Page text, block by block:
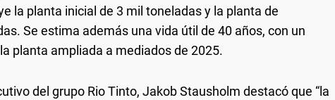
la planta inicial de 3 mil toneladas y la planta de
Se estima además una vida útil de 40 años, con un
planta ampliada a mediados de 2025.
del grupo Rio Tinto, Jakob Stausholm destacó que “la